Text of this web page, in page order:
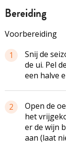
bereiding
Voorbereiding
1
Snij de
de ui. Pel
een halve
2
Open de
het
er de wijn
aan (laat